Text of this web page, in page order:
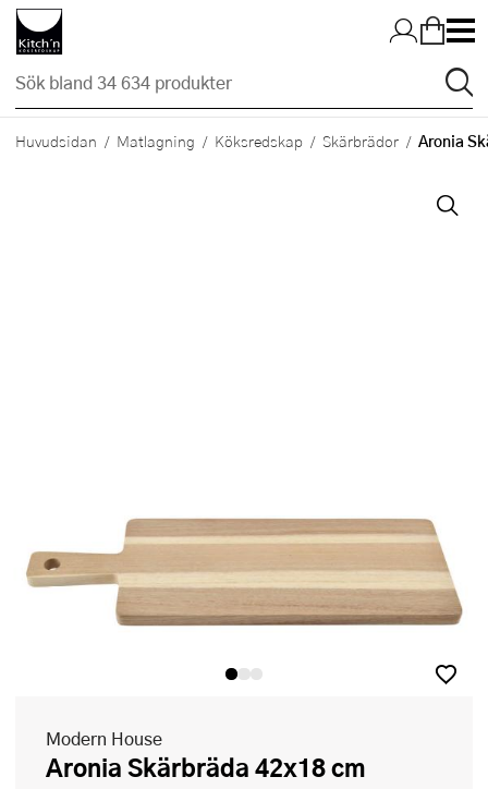
Hopp till huvudinnehållet
Huvudsidan Matlagning Köksredskap Skärbrädor Aronia
Modern House
Aronia Skärbräda 42x18 cm